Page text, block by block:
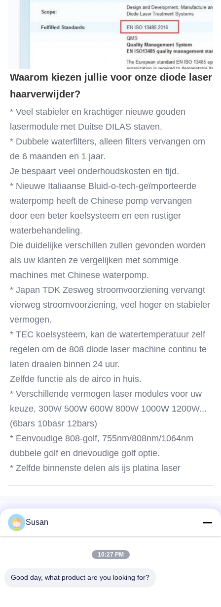
Waarom kiezen jullie voor onze diode laser
haarverwijder?
* Veel stabieler en krachtiger nieuwe gouden
lasermodule met Duitse DILAS staven.
* Dubbele waterfilters, alleen filters vervangen om
de 6 maanden en 1 jaar.
Je bespaart veel onderhoudskosten en tijd.
* Nieuwe Italiaanse Bluid-o-tech-geïmporteerde
waterpomp heeft de Chinese pomp vervangen
door een beter koelsysteem en een rustiger
waterbehandeling.
Die duidelijke verschillen zullen gevonden worden
als uw klanten ze vergelijken met sommige
machines met Chinese waterpomp.
* Japan TDK Zesweg stroomvoorziening vervangt
vierweg stroomvoorziening, veel hoger en stabieler
vermogen.
* TEC koelsysteem, kan de watertemperatuur zelf
regelen om de 808 diode laser machine continu te
laten draaien binnen 24 uur.
Zelfde functie als de airco in huis.
* Verschillende vermogen laser modules voor uw
keuze, 300W 500W 600W 800W 1000W 1200W...
(6bars 10basr 12bars)
* Eenvoudige 808-golf, 755nm/808nm/1064nm
dubbele golf en drievoudige golf optie.
* Zelfde binnenste delen als ijs platina laser
Labels:
980nm Vasculaire de Verwijderingsmachine van de
980 NM-van de de Spinader van de Diodelaser de
Susan
10:27 PM
Good day, what product are you looking for?